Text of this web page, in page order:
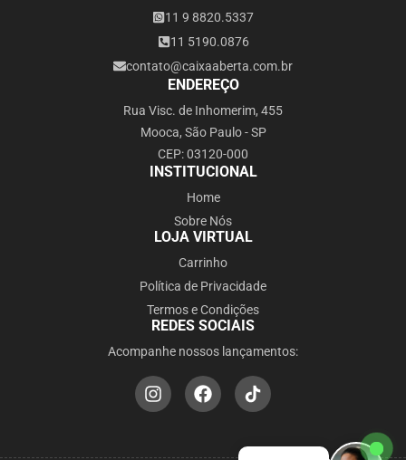
11 9 8820.5337
11 5190.0876
contato@caixaaberta.com.br
ENDEREÇO
Rua Visc. de Inhomerim, 455
Mooca, São Paulo - SP
CEP: 03120-000
INSTITUCIONAL
Home
Sobre Nós
LOJA VIRTUAL
Carrinho
Política de Privacidade
Termos e Condições
REDES SOCIAIS
Acompanhe nossos lançamentos: